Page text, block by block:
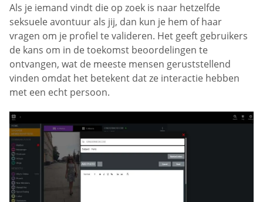
Als je iemand vindt die op zoek is naar hetzelfde
seksuele avontuur als jij, dan kun je hem of haar
vragen om je profiel te valideren. Het geeft gebruikers
de kans om in de toekomst beoordelingen te
ontvangen, wat de meeste mensen geruststellend
vinden omdat het betekent dat ze interactie hebben
met een echt persoon.